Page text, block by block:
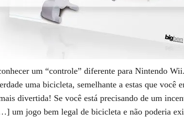
um “controle” diferente para Nintendo
uma bicicleta, semelhante a estas que você
divertida! Se você está precisando de um
um jogo bem legal de bicicleta e não poderia